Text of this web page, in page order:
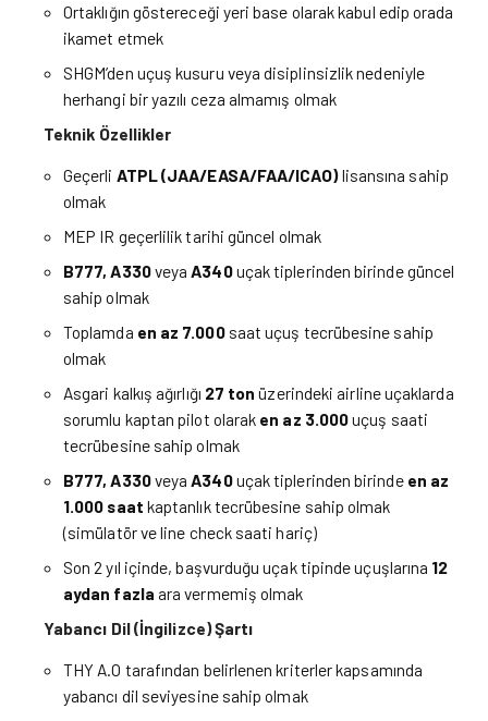
Ortaklığın göstereceği yeri base olarak kabul edip orada
ikamet etmek
SHGM’den uçuş kusuru veya disiplinsizlik nedeniyle
herhangi bir yazılı ceza almamış olmak
Teknik Özellikler
Geçerli ATPL (JAA/EASA/FAA/ICAO)lisansına sahip
olmak
MEP IR geçerlilik tarihi güncel olmak
B777, A330veyaA340uçak tiplerinden birinde güncel
sahip olmak
Toplamda en az 7.000saat uçuş tecrübesine sahip
olmak
Asgari kalkış ağırlığı 27 ton üzerindeki airline uçaklarda
sorumlu kaptan pilot olarak en az 3.000uçuş saati
tecrübesine sahip olmak
B777, A330veyaA340uçak tiplerinden birinde en az
1.000 saat kaptanlık tecrübesine sahip olmak
(simülatör ve line check saati hariç)
Son 2 yıl içinde, başvurduğu uçak tipinde uçuşlarına 12
aydan fazla ara vermemiş olmak
Yabancı Dil (İngilizce) Şartı
THY A.O tarafından belirlenen kriterler kapsamında
yabancı dil seviyesine sahip olmak